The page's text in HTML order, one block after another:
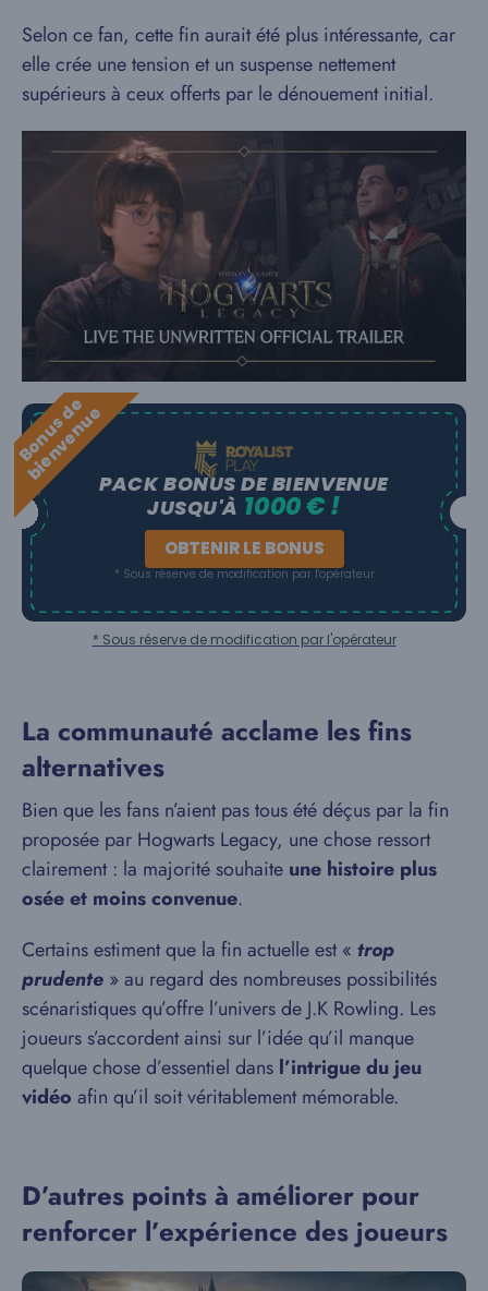
Selon ce fan, cette fin aurait été plus intéressante, car
elle crée une tension et un suspense nettement
supérieurs à ceux offerts par le dénouement initial.
B
o
n
u
s
d
e
b
i
e
n
v
e
n
u
ePACK BONUS DE BIENVENUE
JUSQU'À 1000 € !
OBTENIR LE BONUS
* Sous réserve de modification par l'opérateur
* Sous réserve de modification par l'opérateur
La communauté acclame les fins
alternatives
Bien que les fans n’aient pas tous été déçus par la fin
proposée par Hogwarts Legacy, une chose ressort
clairement : la majorité souhaite une histoire plus
osée et moins convenue.
Certains estiment que la fin actuelle est « trop
prudente » au regard des nombreuses possibilités
scénaristiques qu’offre l’univers de J.K Rowling. Les
joueurs s’accordent ainsi sur l’idée qu’il manque
quelque chose d’essentiel dans l’intrigue du jeu
vidéo afin qu’il soit véritablement mémorable.
D’autres points à améliorer pour
renforcer l’expérience des joueurs